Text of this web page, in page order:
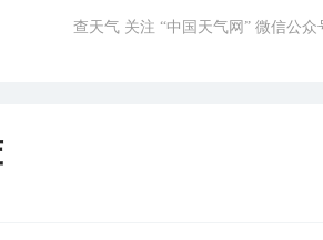
查天气 关注 “中国天气网” 微信公众